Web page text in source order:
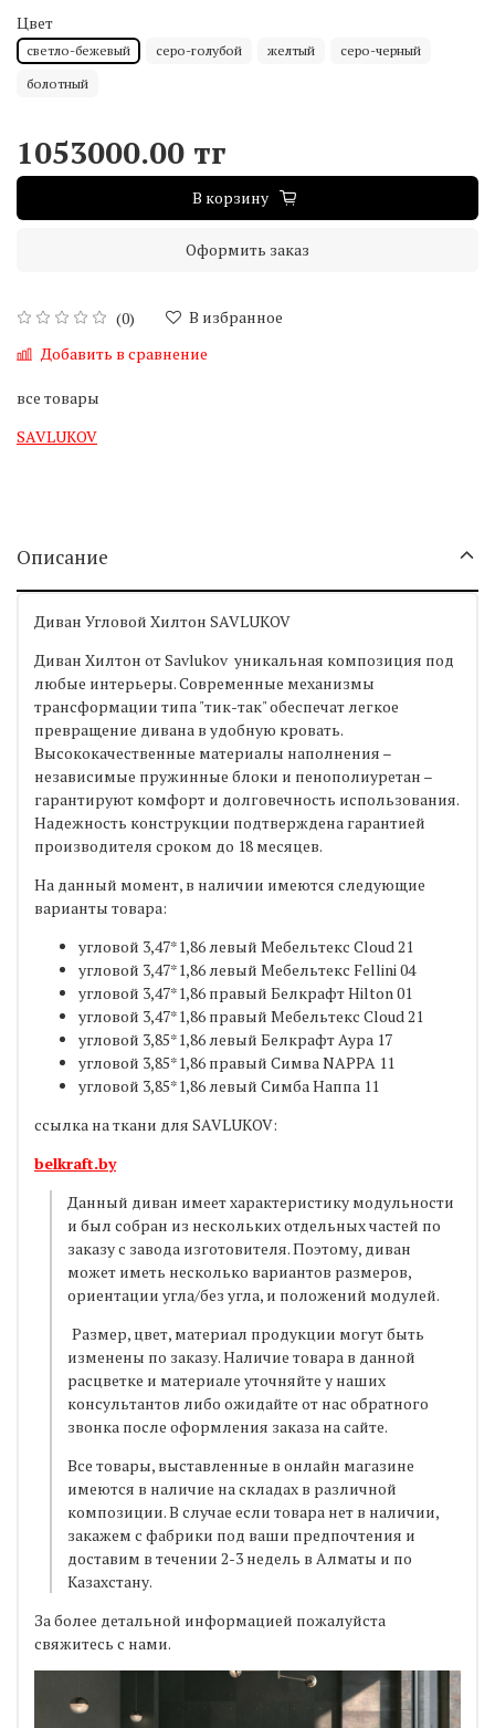
(0)
В избранное
Добавить в сравнение
Цвет
светло-бежевый серо-голубой желтый
серо-черный
болотный
1053000.00 тг
В корзину
Оформить заказ
все товары
SAVLUKOV
Описание
Диван Угловой Хилтон SAVLUKOV
Диван Хилтон от Savlukov уникальная композиция под
любые интерьеры. Современные механизмы
трансформации типа "тик-так" обеспечат легкое
превращение дивана в удобную кровать.
Высококачественные материалы наполнения –
независимые пружинные блоки и пенополиуретан –
гарантируют комфорт и долговечность использования.
Надежность конструкции подтверждена гарантией
производителя сроком до 18 месяцев.
На данный момент, в наличии имеются следующие
варианты товара:
угловой 3,47*1,86 левый Мебельтекс Cloud 21
угловой 3,47*1,86 левый Мебельтекс Fellini 04
угловой 3,47*1,86 правый Белкрафт Hilton 01
угловой 3,47*1,86 правый Мебельтекс Cloud 21
угловой 3,85*1,86 левый Белкрафт Аура 17
угловой 3,85*1,86 правый Симва NAPPA 11
угловой 3,85*1,86 левый Симба Наппа 11
ссылка на ткани для SAVLUKOV:
belkraft.by
Данный диван имеет характеристику модульности
и был собран из нескольких отдельных частей по
заказу с завода изготовителя. Поэтому, диван
может иметь несколько вариантов размеров,
ориентации угла/без угла, и положений модулей.
Размер, цвет, материал продукции могут быть
изменены по заказу. Наличие товара в данной
расцветке и материале уточняйте у наших
консультантов либо ожидайте от нас обратного
звонка после оформления заказа на сайте.
Все товары, выставленные в онлайн магазине
имеются в наличие на складах в различной
композиции. В случае если товара нет в наличии,
закажем с фабрики под ваши предпочтения и
доставим в течении 2-3 недель в Алматы и по
Казахстану.
За более детальной информацией пожалуйста
свяжитесь с нами.